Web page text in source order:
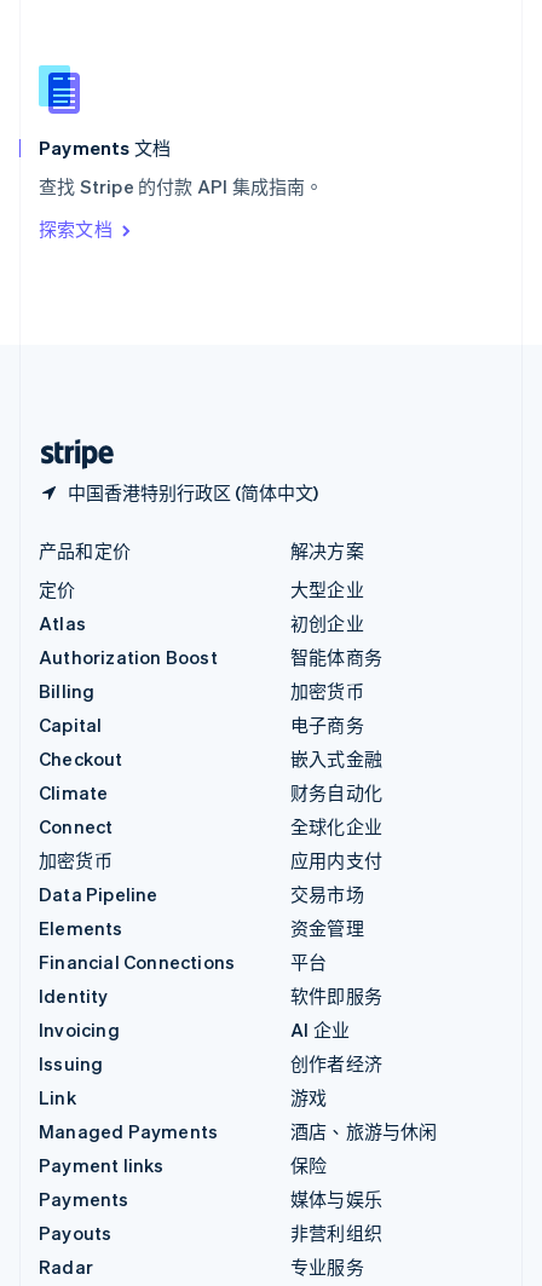
Payments 文档
查找 Stripe 的付款 API 集成指南。
探索文档
中国香港特别行政区 (简体中文)
新西兰
English
匈牙利
English
ItalianoEnglish
印度
English
产品和定价
定价
Atlas
Authorization Boost
Billing
Capital
Checkout
Climate
Connect
加密货币
Data Pipeline
Elements
Financial Connections
Identity
Invoicing
Issuing
Link
Managed Payments
Payment links
Payments
Payouts
Radar
解决方案
大型企业
初创企业
智能体商务
加密货币
电子商务
嵌入式金融
财务自动化
全球化企业
应用内支付
交易市场
资金管理
平台
软件即服务
AI 企业
创作者经济
游戏
酒店、旅游与休闲
保险
媒体与娱乐
非营利组织
专业服务